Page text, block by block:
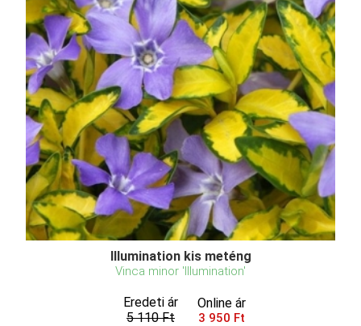
Illumination kis meténg
Vinca minor 'Illumination'
Eredeti ár
5 110 Ft
Online ár
3 950 Ft